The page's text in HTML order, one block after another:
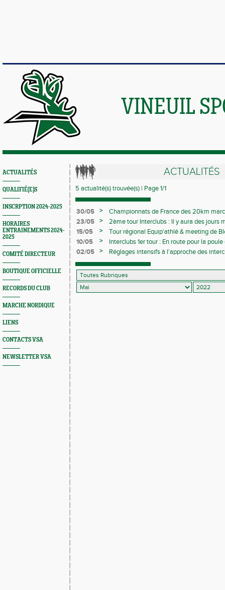
VINEUIL
ACTUALITÉS
QUALIFIÉ(E)S
INSCRPTION 2024-2025
HORAIRES
ENTRAINEMENTS 2024-
2025
COMITÉ DIRECTEUR
BOUTIQUE OFFICIELLE
RECORDS DU CLUB
MARCHE NORDIQUE
LIENS
CONTACTS VSA
NEWSLETTER VSA
ACTUALITÉS
5 actualité(s) trouvée(s) | Page 1/1
30/05 >
Championnats de France des 20km
TOP10 à Gien
23/05 >
2ème tour Interclubs : Il y aura des jours
15/05
>
Tour régional Equip'athlé & meeting de
10/05
>
Interclubs 1er tour : En route pour la
02/05
> Réglages intensifs à l'approche des